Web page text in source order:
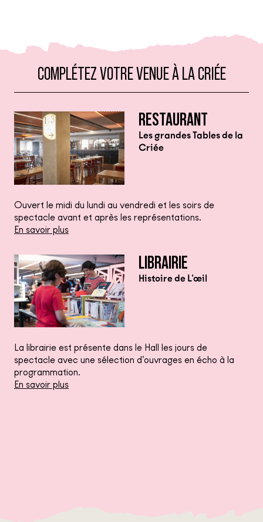
COMPLÉTEZ VOTRE VENUE À LA CRIÉE
RESTAURANT
Les grandes Tables de la
Criée
Ouvert le midi du lundi au vendredi et les soirs de
spectacle avant et après les représentations.
En savoir plus
LIBRAIRIE
Histoire de L’œil
La librairie est présente dans le Hall les jours de
spectacle avec une sélection d’ouvrages en écho à la
programmation.
En savoir plus